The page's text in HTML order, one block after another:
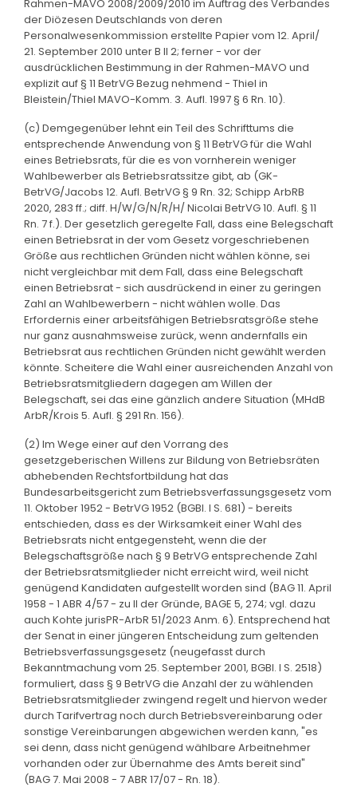
Rahmen-MAVO 2008/2009/2010 im Auftrag des Verbandes
der Diözesen Deutschlands von deren
Personalwesenkommission erstellte Papier vom 12. April/
21. September 2010 unter B II 2; ferner - vor der
ausdrücklichen Bestimmung in der Rahmen-MAVO und
explizit auf § 11 BetrVG Bezug nehmend - Thiel in
Bleistein/Thiel MAVO-Komm. 3. Aufl. 1997 § 6 Rn. 10).
(c) Demgegenüber lehnt ein Teil des Schrifttums die
entsprechende Anwendung von § 11 BetrVG für die Wahl
eines Betriebsrats, für die es von vornherein weniger
Wahlbewerber als Betriebsratssitze gibt, ab (GK-
BetrVG/Jacobs 12. Aufl. BetrVG § 9 Rn. 32; Schipp ArbRB
2020, 283 ff.; diff. H/W/G/N/R/H/ Nicolai BetrVG 10. Aufl. § 11
Rn. 7 f.). Der gesetzlich geregelte Fall, dass eine Belegschaft
einen Betriebsrat in der vom Gesetz vorgeschriebenen
Größe aus rechtlichen Gründen nicht wählen könne, sei
nicht vergleichbar mit dem Fall, dass eine Belegschaft
einen Betriebsrat - sich ausdrückend in einer zu geringen
Zahl an Wahlbewerbern - nicht wählen wolle. Das
Erfordernis einer arbeitsfähigen Betriebsratsgröße stehe
nur ganz ausnahmsweise zurück, wenn andernfalls ein
Betriebsrat aus rechtlichen Gründen nicht gewählt werden
könnte. Scheitere die Wahl einer ausreichenden Anzahl von
Betriebsratsmitgliedern dagegen am Willen der
Belegschaft, sei das eine gänzlich andere Situation (MHdB
ArbR/Krois 5. Aufl. § 291 Rn. 156).
(2) Im Wege einer auf den Vorrang des
gesetzgeberischen Willens zur Bildung von Betriebsräten
abhebenden Rechtsfortbildung hat das
Bundesarbeitsgericht zum Betriebsverfassungsgesetz vom
11. Oktober 1952 - BetrVG 1952 (BGBl. I S. 681) - bereits
entschieden, dass es der Wirksamkeit einer Wahl des
Betriebsrats nicht entgegensteht, wenn die der
Belegschaftsgröße nach § 9 BetrVG entsprechende Zahl
der Betriebsratsmitglieder nicht erreicht wird, weil nicht
genügend Kandidaten aufgestellt worden sind (BAG 11. April
1958 - 1 ABR 4/57 - zu II der Gründe, BAGE 5, 274; vgl. dazu
auch Kohte jurisPR-ArbR 51/2023 Anm. 6). Entsprechend hat
der Senat in einer jüngeren Entscheidung zum geltenden
Betriebsverfassungsgesetz (neugefasst durch
Bekanntmachung vom 25. September 2001, BGBl. I S. 2518)
formuliert, dass § 9 BetrVG die Anzahl der zu wählenden
Betriebsratsmitglieder zwingend regelt und hiervon weder
durch Tarifvertrag noch durch Betriebsvereinbarung oder
sonstige Vereinbarungen abgewichen werden kann, "es
sei denn, dass nicht genügend wählbare Arbeitnehmer
vorhanden oder zur Übernahme des Amts bereit sind"
(BAG 7. Mai 2008 - 7 ABR 17/07 - Rn. 18).